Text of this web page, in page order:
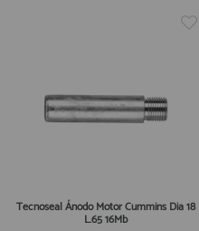
Tecnoseal Ánodo Motor Cummins Dia 18
L.65 16Mb